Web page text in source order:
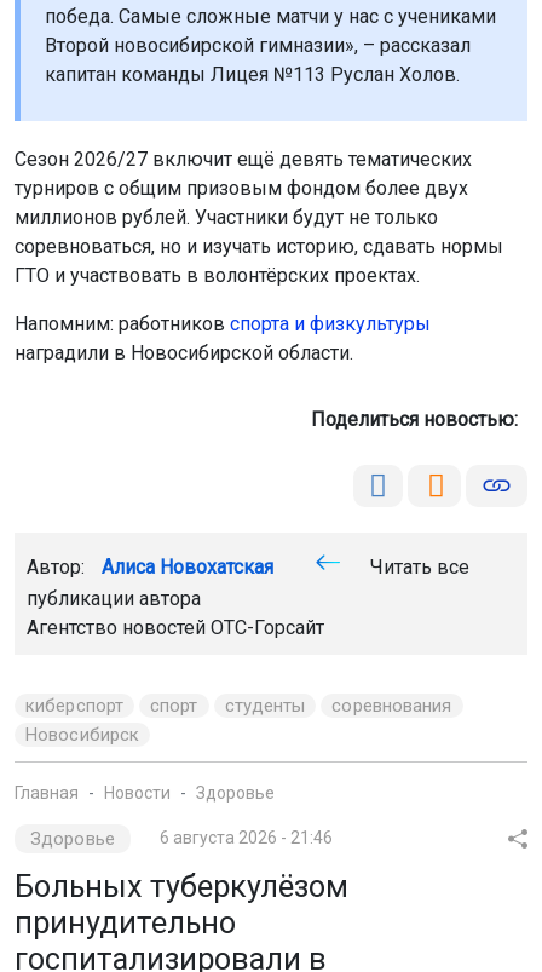
победа. Самые сложные матчи у нас с учениками
Второй новосибирской гимназии», – рассказал
капитан команды Лицея №113 Руслан Холов.
Сезон 2026/27 включит ещё девять тематических
турниров с общим призовым фондом более двух
миллионов рублей. Участники будут не только
соревноваться, но и изучать историю, сдавать нормы
ГТО и участвовать в волонтёрских проектах.
Напомним: работников спорта и физкультуры
наградили в Новосибирской области.
Поделиться новостью:
Автор: Алиса Новохатская
Читать все
публикации автора
Агентство новостей ОТС-Горсайт
киберспорт спорт студенты
соревнования
Новосибирск
Главная Новости Здоровье
Здоровье 6 августа 2026 - 21:46
Больных туберкулёзом
принудительно
госпитализировали в